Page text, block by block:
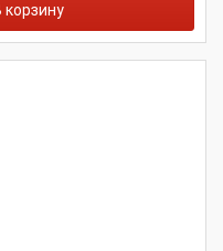
корзину